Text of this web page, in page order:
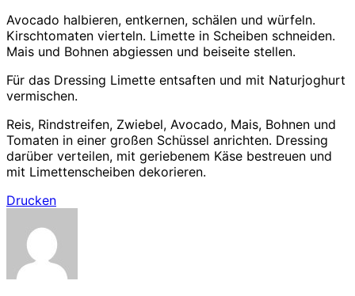
Avocado halbieren, entkernen, schälen und würfeln.
Kirschtomaten vierteln. Limette in Scheiben schneiden.
Mais und Bohnen abgiessen und beiseite stellen.
Für das Dressing Limette entsaften und mit Naturjoghurt
vermischen.
Reis, Rindstreifen, Zwiebel, Avocado, Mais, Bohnen und
Tomaten in einer großen Schüssel anrichten. Dressing
darüber verteilen, mit geriebenem Käse bestreuen und
mit Limettenscheiben dekorieren.
Drucken